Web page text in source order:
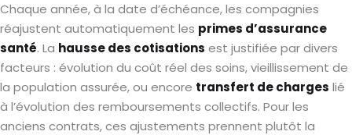
Chaque année, à la date d’échéance, les compagnies
réajustent automatiquement les primes d’assurance
santé. La hausse des cotisations est justifiée par divers
facteurs : évolution du coût réel des soins, vieillissement de
la population assurée, ou encore transfert de charges lié
à l’évolution des remboursements collectifs. Pour les
anciens contrats, ces ajustements prennent plutôt la